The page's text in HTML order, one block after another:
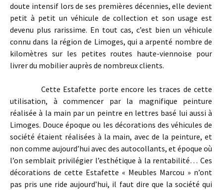
doute intensif lors de ses premières décennies, elle devient
petit à petit un véhicule de collection et son usage est
devenu plus rarissime. En tout cas, c’est bien un véhicule
connu dans la région de Limoges, qui a arpenté nombre de
kilomètres sur les petites routes haute-viennoise pour
livrer du mobilier auprès de nombreux clients.
Cette Estafette porte encore les traces de cette
utilisation, à commencer par la magnifique peinture
réalisée à la main par un peintre en lettres basé lui aussi à
Limoges. Douce époque ou les décorations des véhicules de
société étaient réalisées à la main, avec de la peinture, et
non comme aujourd’hui avec des autocollants, et époque où
l’on semblait privilégier l’esthétique à la rentabilité… Ces
décorations de cette Estafette « Meubles Marcou » n’ont
pas pris une ride aujourd’hui, il faut dire que la société qui